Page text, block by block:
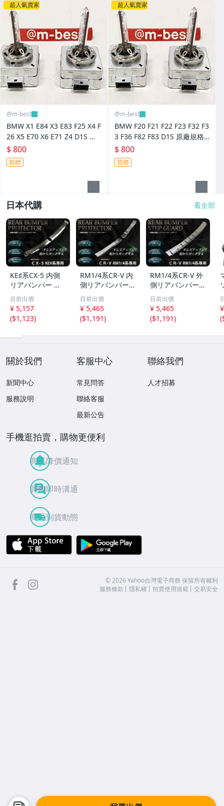
超人氣賣家
@m-best
BMW X1 E84 X3 E83 F25 X4 F
26 X5 E70 X6 E71 Z4 D1S 原
廠規格 HID 燈泡 (日本外匯拆
車品) 66140
$ 800
競標
超人氣賣家
@m-best
BMW F20 F21 F22 F23 F32 F3
3 F36 F82 F83 D1S 原廠規格
HID 燈泡 (日本外匯拆車品) 66
140
$ 800
競標
日本代購 看全部
KE♯系CX-5 内側
リアバンパー ス
テップカバー メ
ッキカバー
目前出價
¥ 5,157
($1,123)
RM1/4系CR-V 内
側リアバンパー
ステップカバー
メッキカバー
目前出價
¥ 5,465
($1,191)
RM1/4系CR-V 外
側リアバンパー
ステップカバー
メッキカバー
目前出價
¥ 5,465
($1,191)
(
關於我們
新聞中心
服務說明
客服中心
常見問答
聯絡客服
最新公告
聯絡我們
人才招募
手機逛拍賣，購物更便利
商品降價通知
買賣即時溝通
商品到貨動態
APP Store
facebook ©2026 Yahoo台灣電子商務 保留所有權利
服務條款
隱私權 拍賣使用規範 交易安全